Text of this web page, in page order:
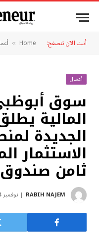
أنت الآن تتصفح: Home
»
أعمال
سوق
المالية
الجديدة
الاستثمار
ثامن صندوق
RABIH NAJEM نوفمبر 24, 2022